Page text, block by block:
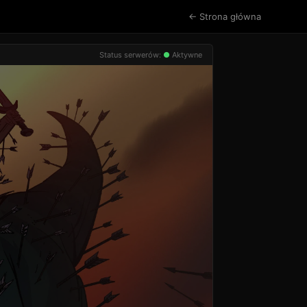
← Strona główna
Status serwerów: ● Aktywne